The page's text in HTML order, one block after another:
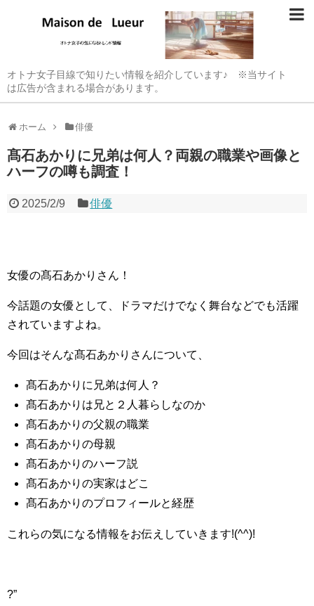
オトナ女子目線で知りたい情報を紹介しています♪ ※当サイト
は広告が含まれる場合があります。
ホーム 俳優
髙石あかりに兄弟は何人？両親の職業や画像と
ハーフの噂も調査！
2025/2/9 俳優
女優の髙石あかりさん！
今話題の女優として、ドラマだけでなく舞台などでも活躍
されていますよね。
今回はそんな髙石あかりさんについて、
髙石あかりに兄弟は何人？
髙石あかりは兄と２人暮らしなのか
髙石あかりの父親の職業
髙石あかりの母親
髙石あかりのハーフ説
髙石あかりの実家はどこ
髙石あかりのプロフィールと経歴
これらの気になる情報をお伝えしていきます!(^^)!
?”